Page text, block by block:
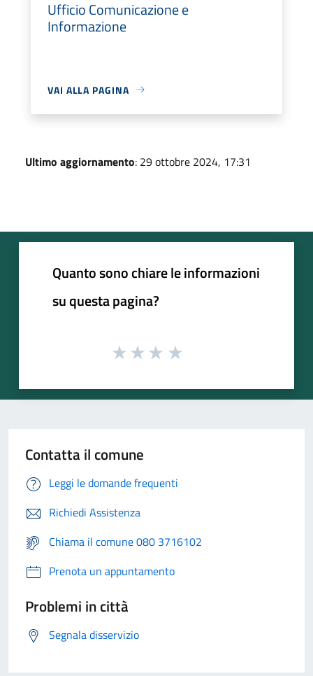
Ufficio Comunicazione e
Informazione
VAI ALLA PAGINA
Ultimo aggiornamento: 29 ottobre 2024, 17:31
Quanto sono chiare le informazioni
su questa pagina?
Contatta il comune
Leggi le domande frequenti
Richiedi Assistenza
Chiama il comune 080 3716102
Prenota un appuntamento
Problemi in città
Segnala disservizio